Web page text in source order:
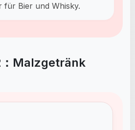
für Bier und Whisky.
Malzgetränk